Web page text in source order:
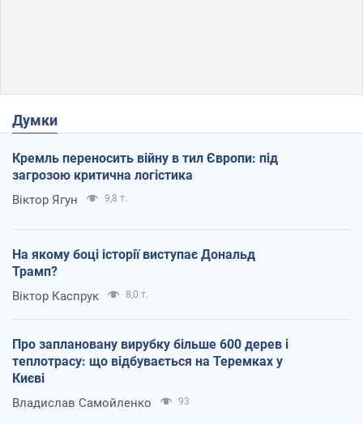
Думки
Кремль переносить війну в тил Європи: під
загрозою критична логістика
Віктор Ягун 9,8 т.
На якому боці історії виступає Дональд
Трамп?
Віктор Каспрук 8,0 т.
Про заплановану вирубку більше 600 дерев і
теплотрасу: що відбувається на Теремках у
Києві
Владислав Самойленко 93